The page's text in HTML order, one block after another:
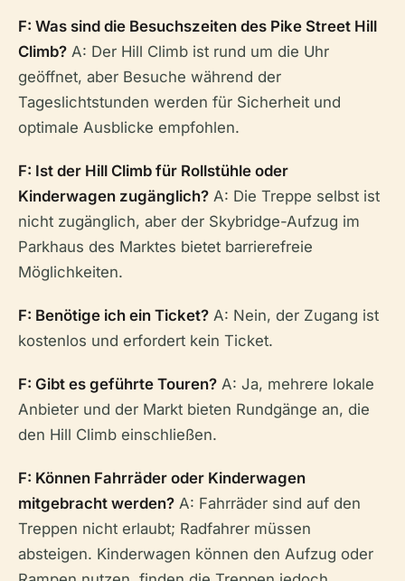
F: Was sind die Besuchszeiten des Pike Street Hill
Climb? A: Der Hill Climb ist rund um die Uhr
geöffnet, aber Besuche während der
Tageslichtstunden werden für Sicherheit und
optimale Ausblicke empfohlen.
F: Ist der Hill Climb für Rollstühle oder
Kinderwagen zugänglich? A: Die Treppe selbst ist
nicht zugänglich, aber der Skybridge-Aufzug im
Parkhaus des Marktes bietet barrierefreie
Möglichkeiten.
F: Benötige ich ein Ticket? A: Nein, der Zugang ist
kostenlos und erfordert kein Ticket.
F: Gibt es geführte Touren? A: Ja, mehrere lokale
Anbieter und der Markt bieten Rundgänge an, die
den Hill Climb einschließen.
F: Können Fahrräder oder Kinderwagen
mitgebracht werden? A: Fahrräder sind auf den
Treppen nicht erlaubt; Radfahrer müssen
absteigen. Kinderwagen können den Aufzug oder